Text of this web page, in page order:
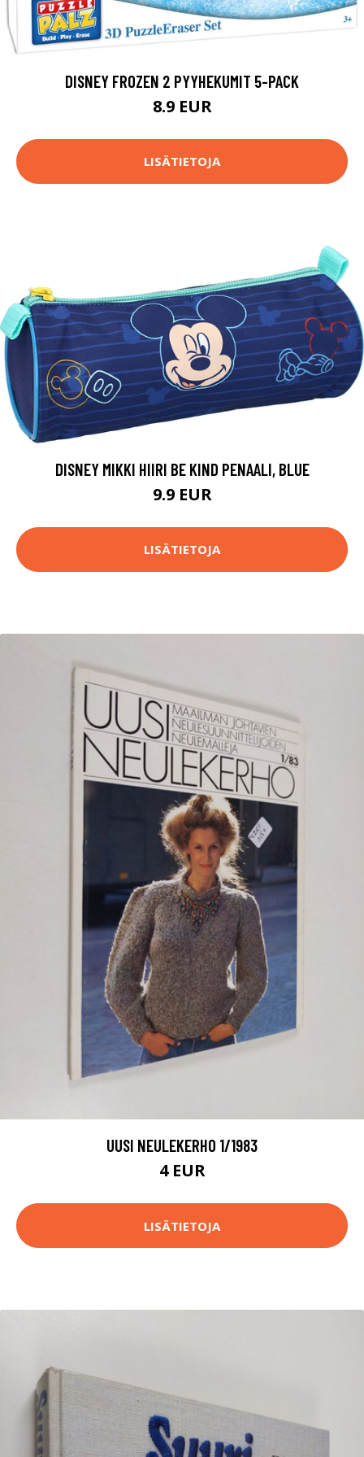
DISNEY FROZEN 2 PYYHEKUMIT 5-PACK
8.9 EUR
LISÄTIETOJA
DISNEY MIKKI HIIRI BE KIND PENAALI, BLUE
9.9 EUR
LISÄTIETOJA
UUSI NEULEKERHO 1/1983
4 EUR
LISÄTIETOJA